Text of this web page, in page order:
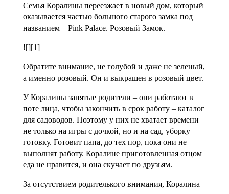
Семья Коралины переезжает в новый дом, который
оказывается частью большого старого замка под
названием – Pink Palace. Розовый Замок.
![][1]
Обратите внимание, не голубой и даже не зеленый,
а именно розовый. Он и выкрашен в розовый цвет.
У Коралины занятые родители – они работают в
поте лица, чтобы закончить в срок работу – каталог
для садоводов. Поэтому у них не хватает времени
не только на игры с дочкой, но и на сад, уборку
готовку. Готовит папа, до тех пор, пока они не
выполнят работу. Коралине приготовленная отцом
еда не нравится, и она скучает по друзьям.
За отсутствием родителького внимания, Коралина